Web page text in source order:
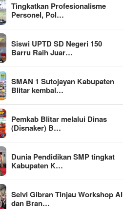
Tingkatkan Profesionalisme
Personel, Pol…
Siswi UPTD SD Negeri 150
Barru Raih Juar…
SMAN 1 Sutojayan Kabupaten
Blitar kembal…
Pemkab Blitar melalui Dinas
(Disnaker) B…
Dunia Pendidikan SMP tingkat
Kabupaten K…
Selvi Gibran Tinjau Workshop AI
dan Bran…